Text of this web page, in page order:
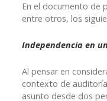
En el documento de
entre otros, los
Independencia en
Al pensar en
contexto de
asunto desde dos